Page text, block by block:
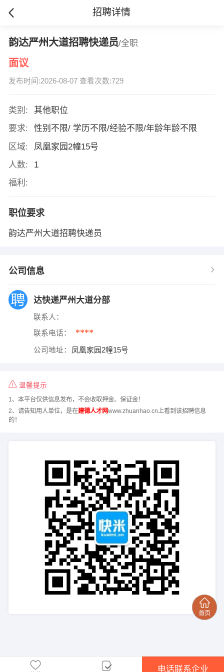
招聘详情
韵达严州大道招聘快递员/全职
面议
发布时间:2026-08-07 查看次数:729
类别:
其他职位
要求:
性别不限/ 学历不限/经验不限/年龄年龄不限
区域:
凤凰家园2幢15号
人数:
1
福利:
职位要求
韵达严州大道招聘快递员
公司信息
达快递严州大道分部
联系人：
联系电话： ****
公司地址： 凤凰家园2幢15号
温馨提示
1、本平台仅供信息发布，不会收取押金、保证金！
2、请告知用人单位，是在建德人才网www.zhuanhao.cn上看到该招聘信息
的！
电话联系企业